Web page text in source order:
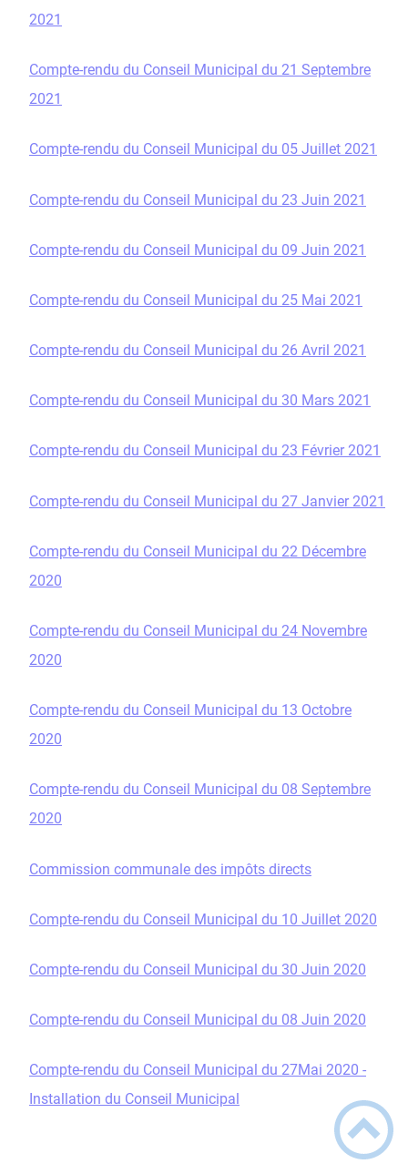
2021
Compte-rendu du Conseil Municipal du 21 Septembre
2021
Compte-rendu du Conseil Municipal du 05 Juillet 2021
Compte-rendu du Conseil Municipal du 23 Juin 2021
Compte-rendu du Conseil Municipal du 09 Juin 2021
Compte-rendu du Conseil Municipal du 25 Mai 2021
Compte-rendu du Conseil Municipal du 26 Avril 2021
Compte-rendu du Conseil Municipal du 30 Mars 2021
Compte-rendu du Conseil Municipal du 23 Février 2021
Compte-rendu du Conseil Municipal du 27 Janvier 2021
Compte-rendu du Conseil Municipal du 22 Décembre
2020
Compte-rendu du Conseil Municipal du 24 Novembre
2020
Compte-rendu du Conseil Municipal du 13 Octobre
2020
Compte-rendu du Conseil Municipal du 08 Septembre
2020
Commission communale des impôts directs
Compte-rendu du Conseil Municipal du 10 Juillet 2020
Compte-rendu du Conseil Municipal du 30 Juin 2020
Compte-rendu du Conseil Municipal du 08 Juin 2020
Compte-rendu du Conseil Municipal du 27Mai 2020 -
Installation du Conseil Municipal